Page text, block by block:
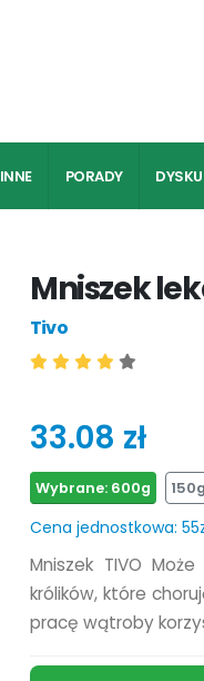
INNE PORADY
Mniszek
Tivo
33.08 zł
Wybrane: 600g 150g
Cena jednostkowa:
Mniszek TIVO
królików, które
pracę wątroby